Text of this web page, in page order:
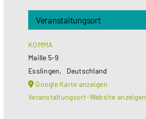
Veranstaltungsort
KOMMA
Maille 5-9
Esslingen,
Deutschland
Google Karte anzeigen
Veranstaltungsort-Website anzeigen